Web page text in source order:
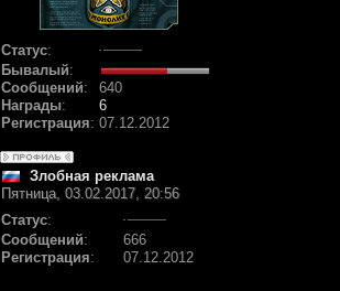
Статус:
Бывалый:
Сообщений:
640
Награды:
6
Регистрация: 07.12.2012
Злобная реклама
Пятница, 03.02.2017, 20:56
Статус:
Сообщений:
666
Регистрация: 07.12.2012